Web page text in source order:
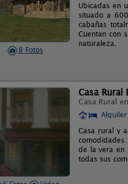
8 Fotos
Ubicadas en
situado a
cabañas
Cuentan con
naturaleza.
Casa Rural
Casa Rural en
Casa rural y
de la vera en
todas sus